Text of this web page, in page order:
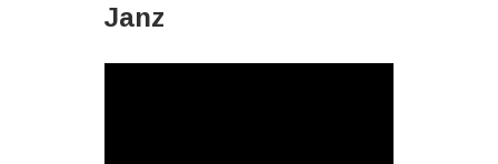
Janz